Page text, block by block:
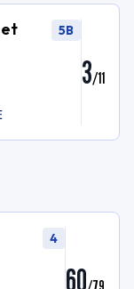
et
5B
3/11
4
60